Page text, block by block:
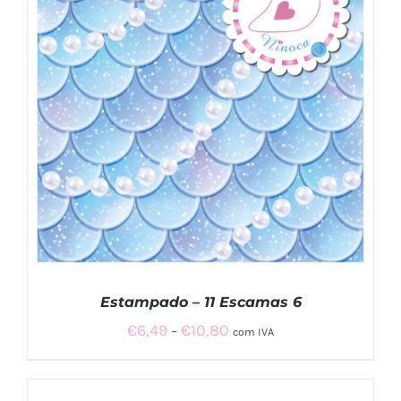
Estampado – 11 Escamas 6
€6,49 – €10,80 Price
com IVA